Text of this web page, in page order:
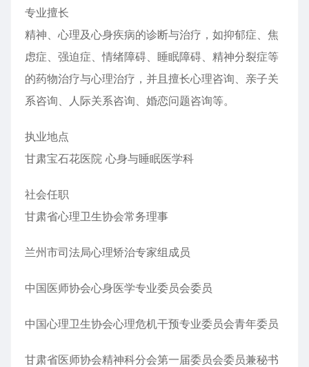
专业擅长
精神、心理及心身疾病的诊断与治疗，如抑郁症、焦
虑症、强迫症、情绪障碍、睡眠障碍、精神分裂症等
的药物治疗与心理治疗，并且擅长心理咨询、亲子关
系咨询、人际关系咨询、婚恋问题咨询等。
执业地点
甘肃宝石花医院 心身与睡眠医学科
社会任职
甘肃省心理卫生协会常务理事
兰州市司法局心理矫治专家组成员
中国医师协会心身医学专业委员会委员
中国心理卫生协会心理危机干预专业委员会青年委员
甘肃省医师协会精神科分会第一届委员会委员兼秘书